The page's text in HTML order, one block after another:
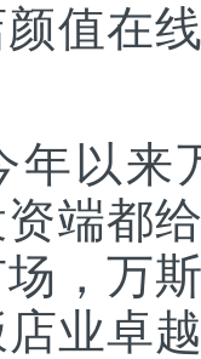
值在
年以来
端都
，万
业卓